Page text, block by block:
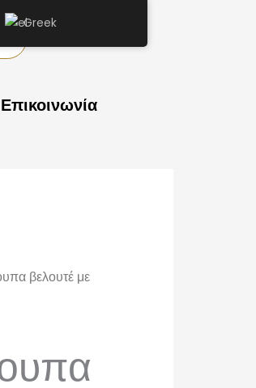
Επικοινωνία
βελουτέ με
Greek